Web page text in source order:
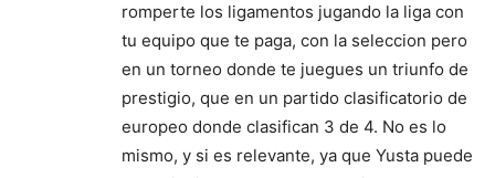
romperte los ligamentos jugando la liga con
tu equipo que te paga, con la seleccion pero
en un torneo donde te juegues un triunfo de
prestigio, que en un partido clasificatorio de
europeo donde clasifican 3 de 4. No es lo
mismo, y si es relevante, ya que Yusta puede